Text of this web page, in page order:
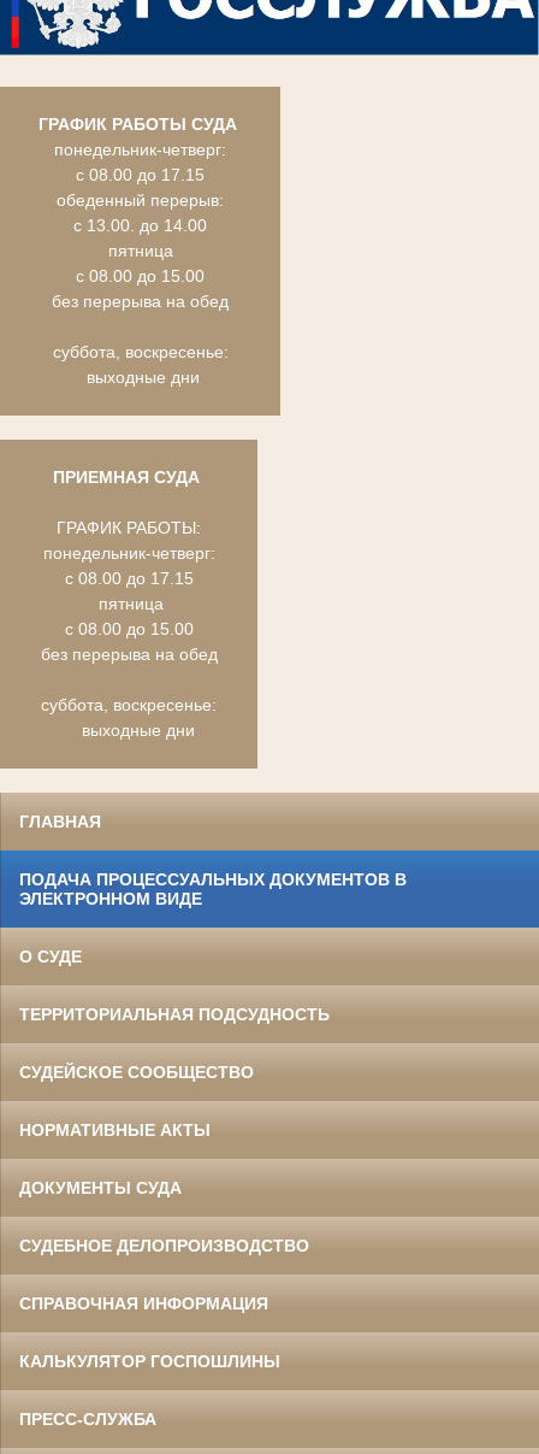
ГРАФИК РАБОТЫ СУДА
понедельник-четверг:
с 08.00 до 17.15
обеденный перерыв:
с 13.00. до 14.00
пятница
с 08.00 до 15.00
без перерыва на обед
суббота, воскресенье:
выходные дни
ПРИЕМНАЯ СУДА
ГРАФИК РАБОТЫ:
понедельник-четверг:
с 08.00 до 17.15
пятница
с 08.00 до 15.00
без перерыва на обед
суббота, воскресенье:
выходные дни
ГЛАВНАЯ
ПОДАЧА ПРОЦЕССУАЛЬНЫХ ДОКУМЕНТОВ В
ЭЛЕКТРОННОМ ВИДЕ
О СУДЕ
ТЕРРИТОРИАЛЬНАЯ ПОДСУДНОСТЬ
СУДЕЙСКОЕ СООБЩЕСТВО
НОРМАТИВНЫЕ АКТЫ
ДОКУМЕНТЫ СУДА
СУДЕБНОЕ ДЕЛОПРОИЗВОДСТВО
СПРАВОЧНАЯ ИНФОРМАЦИЯ
КАЛЬКУЛЯТОР ГОСПОШЛИНЫ
ПРЕСС-СЛУЖБА